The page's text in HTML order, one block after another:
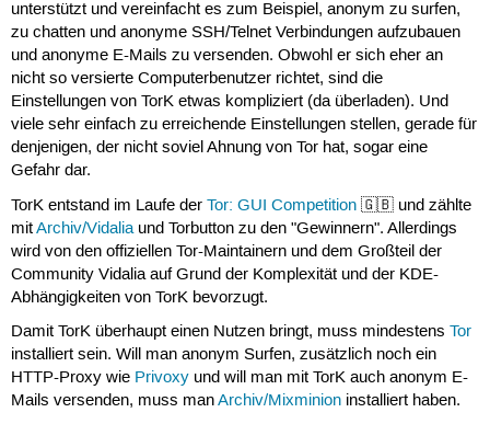
unterstützt und vereinfacht es zum Beispiel, anonym zu surfen,
zu chatten und anonyme SSH/Telnet Verbindungen aufzubauen
und anonyme E-Mails zu versenden. Obwohl er sich eher an
nicht so versierte Computerbenutzer richtet, sind die
Einstellungen von TorK etwas kompliziert (da überladen). Und
viele sehr einfach zu erreichende Einstellungen stellen, gerade für
denjenigen, der nicht soviel Ahnung von Tor hat, sogar eine
Gefahr dar.
TorK entstand im Laufe der Tor: GUI Competition🇬🇧 und zählte
mitArchiv/Vidaliaund Torbutton zu den "Gewinnern". Allerdings
wird von den offiziellen Tor-Maintainern und dem Großteil der
Community Vidalia auf Grund der Komplexität und der KDE-
Abhängigkeiten von TorK bevorzugt.
Damit TorK überhaupt einen Nutzen bringt, muss mindestens Tor
installiert sein. Will man anonym Surfen, zusätzlich noch ein
HTTP-Proxy wie Privoxyund will man mit TorK auch anonym E-
Mails versenden, muss manArchiv/Mixminioninstalliert haben.